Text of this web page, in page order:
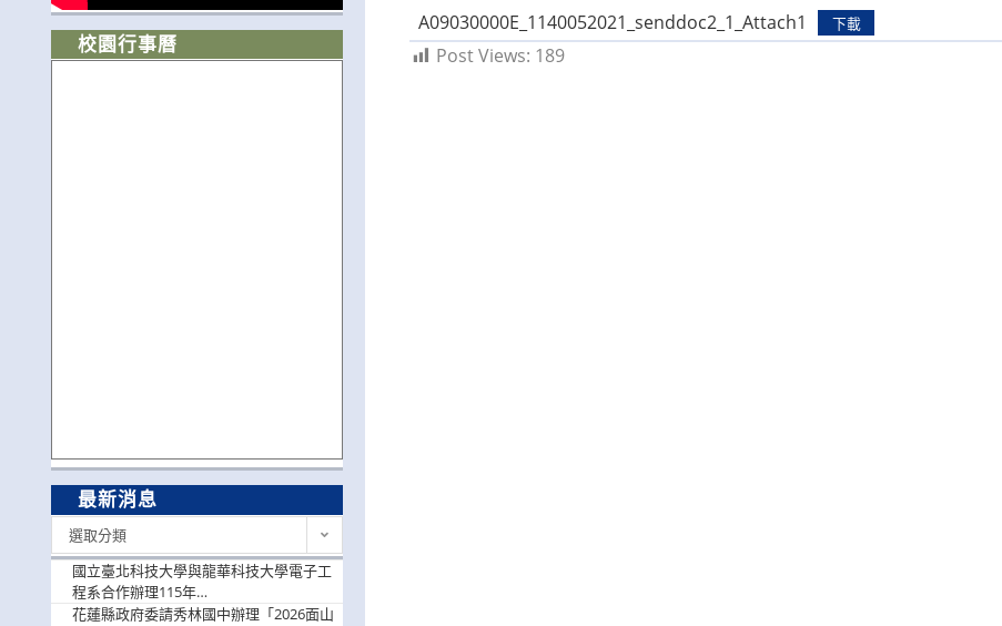
A09030000E_1140052021_senddoc2_1_Attach1 下載
Post Views: 189
校園行事曆
最新消息
選取分類
國立臺北科技大學與龍華科技大學電子工
程系合作辦理115年
「115.08.10~08.12「AI賦能應用於智慧半
花蓮縣政府委請秀林國中辦理「2026面山